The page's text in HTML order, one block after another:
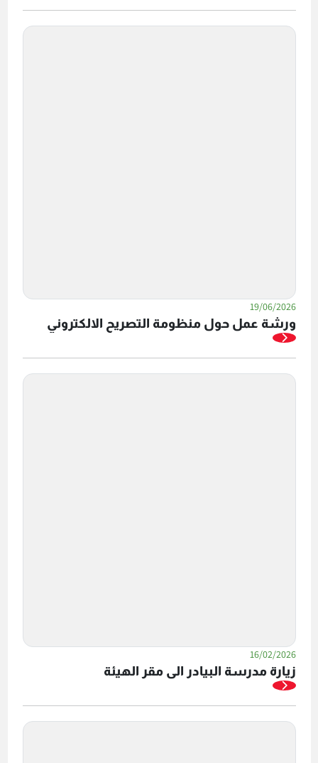
19/06/2026
ورشة عمل حول منظومة التصريح الالكتروني
16/02/2026
زيارة مدرسة البيادر الى مقر الهيئة